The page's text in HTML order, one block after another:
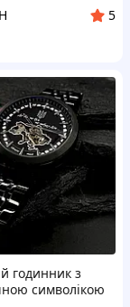
5
годинник з
символікою